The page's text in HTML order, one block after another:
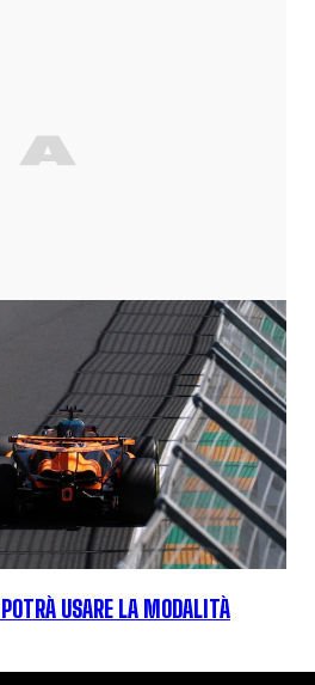
USARE LA MODALITÀ